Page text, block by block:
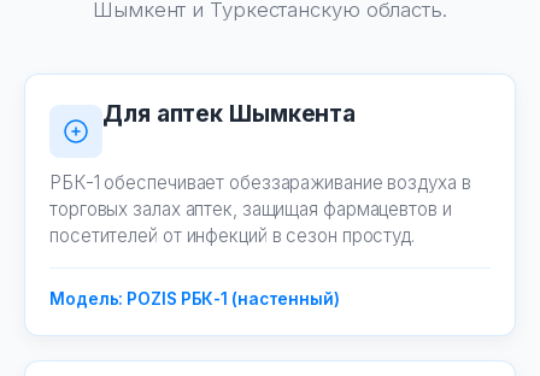
Шымкент и Туркестанскую область.
Для аптек Шымкента
РБК-1 обеспечивает обеззараживание воздуха в
торговых залах аптек, защищая фармацевтов и
посетителей от инфекций в сезон простуд.
Модель: POZIS РБК-1 (настенный)